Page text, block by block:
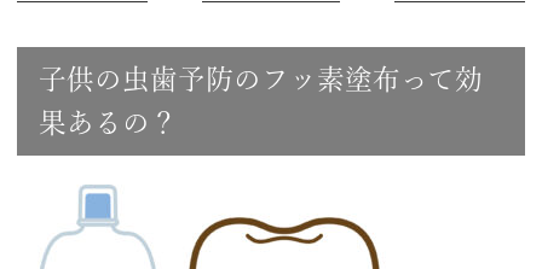
子供の虫歯予防のフッ素塗布って効
果あるの？